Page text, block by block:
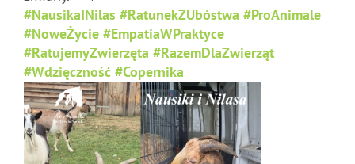
#NausikaINilas #RatunekZUbóstwa #ProAnimale
#NoweŻycie #EmpatiaWPraktyce
#RatujemyZwierzęta #RazemDlaZwierząt
#Wdzięczność #Copernika